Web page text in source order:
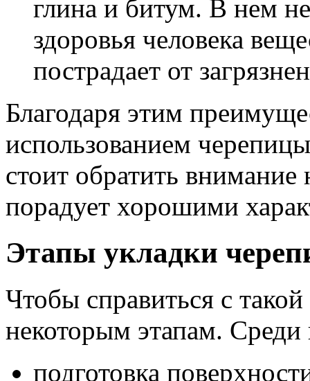
глина и битум. В нем
здоровья человека
пострадает от
Благодаря этим
использованием
стоит обратить внимание
порадует хорошими
Этапы укладки
Чтобы справиться с
некоторым этапам. Среди
подготовка